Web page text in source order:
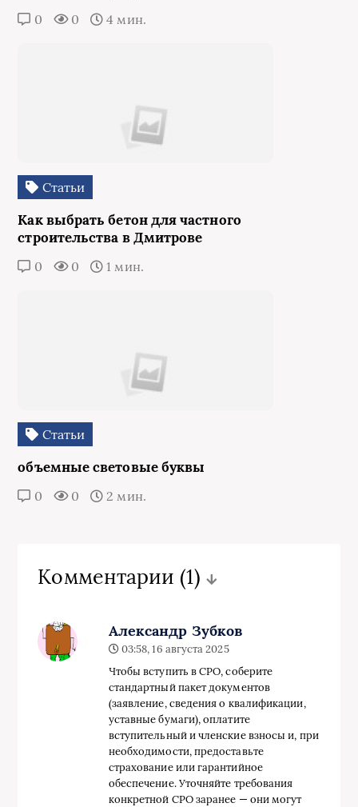
0 0 4 мин.
Статьи
Как выбрать бетон для частного
строительства в Дмитрове
0 0 1 мин.
Статьи
объемные световые буквы
0 0 2 мин.
Комментарии (1)
Александр Зубков
03:58, 16 августа 2025
Чтобы вступить в СРО, соберите
стандартный пакет документов
(заявление, сведения о квалификации,
уставные бумаги), оплатите
вступительный и членские взносы и, при
необходимости, предоставьте
страхование или гарантийное
обеспечение. Уточняйте требования
конкретной СРО заранее — они могут